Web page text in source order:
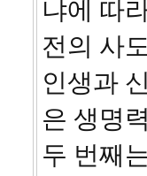
냐에 따
전의 사
인생과
은 생명
두 번째